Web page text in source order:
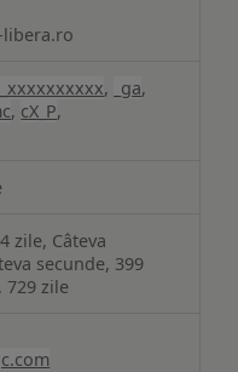
libera.ro
, _ga,
, cX_P,
zile, Câteva
secunde, 399
729 zile